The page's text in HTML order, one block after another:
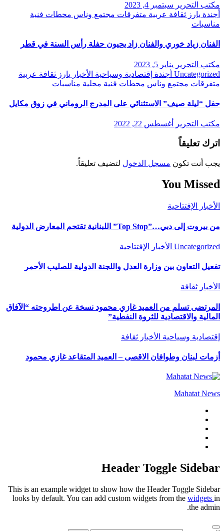
مكتب التحرير سبتمبر 4, 2023
أجندة بارز ثقافة عربية متفرقات مجتمع وناس محطات فنية
مناسبات
الفنان زياد خوري والفنان زاد يحيون حفلة رأس السنة في قطر
مكتب التحرير يناير 5, 2023
Uncategorized أجندة إقتصادية وسياحية الأخبار بارز ثقافة عربية
متفرقات مجتمع وناس محطات فنية محلية مناسبات
حفل “ليلة صيف” الاستثنائي على المدرج الروماني في زوق مكايل
مكتب التحرير أغسطس 22, 2022
اترك تعليقاً
يجب أنت تكون مسجل الدخول لتضيف تعليقاً.
You Missed
الأخبار الإفتتاحية
من بيروت إلى دبي…”Top Stop” اللبنانية تقتحم المعارض الدولية
Uncategorized الأخبار الإفتتاحية
تفعيل التعاون بين وزارة العدل واللجنة الدولية للصليب الأحمر
الأخبار ثقافة
المرتضى تسلم من العميد غازي محمود نسخة عن اطروحته “الآفاق
المالية والاقتصادية للثروة النفطية”
إقتصادية وسياحية الأخبار ثقافة
أزمات لبنان وطوافان الاقصى – العميد المتقاعد غازي محمود
Mahatat News
Header Toggle Sidebar
This is an example widget to show how the Header Toggle Sidebar
looks by default. You can add custom widgets from the widgets in
the admin.